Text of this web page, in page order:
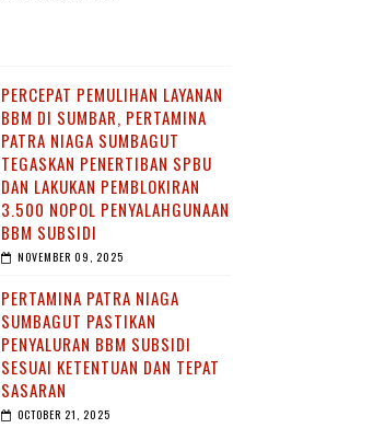
PERCEPAT PEMULIHAN LAYANAN
BBM DI SUMBAR, PERTAMINA
PATRA NIAGA SUMBAGUT
TEGASKAN PENERTIBAN SPBU
DAN LAKUKAN PEMBLOKIRAN
3.500 NOPOL PENYALAHGUNAAN
BBM SUBSIDI
NOVEMBER 09, 2025
PERTAMINA PATRA NIAGA
SUMBAGUT PASTIKAN
PENYALURAN BBM SUBSIDI
SESUAI KETENTUAN DAN TEPAT
SASARAN
OCTOBER 21, 2025